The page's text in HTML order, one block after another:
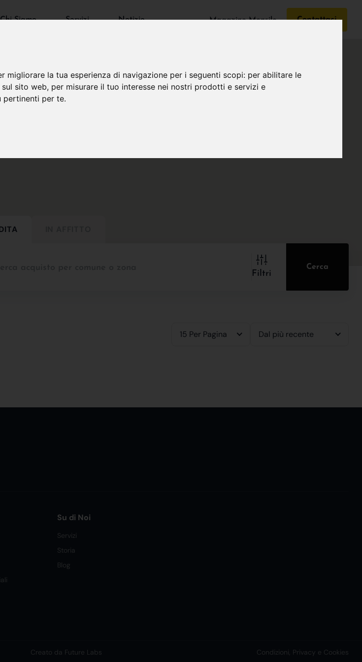
la tua esperienza di navigazione per i seguenti scopi: per abilitare le
sito web, per misurare il tuo interesse nei nostri prodotti e servizi e
pertinenti per te.
Chi Siamo Servizi Notizie Magazine Mensile Contattaci
Filtri
Cerca
15 Per Pagina Dal più recente
Su di Noi
Servizi
Storia
Blog
Creato da Future Labs Condizioni, Privacy e Cookies